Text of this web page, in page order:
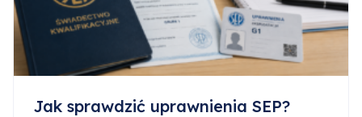
Jak sprawdzić uprawnienia SEP?
Przejdź do koszyka
Kontynuuj zakupy